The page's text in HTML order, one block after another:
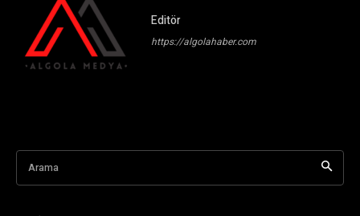
Editör
https://algolahaber.com
Arama